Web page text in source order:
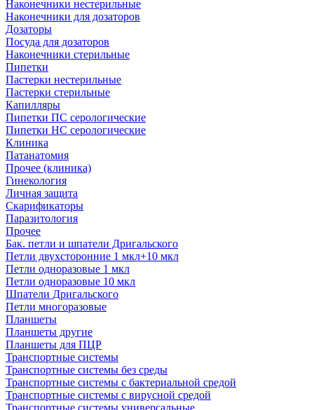
Наконечники нестерильные
Наконечники для дозаторов
Дозаторы
Посуда для дозаторов
Наконечники стерильные
Пипетки
Пастерки нестерильные
Пастерки стерильные
Капилляры
Пипетки ПС серологические
Пипетки НС серологические
Клиника
Патанатомия
Прочее (клиника)
Гинекология
Личная защита
Скарификаторы
Паразитология
Прочее
Бак. петли и шпатели Дригальского
Петли двухсторонние 1 мкл+10 мкл
Петли одноразовые 1 мкл
Петли одноразовые 10 мкл
Шпатели Дригальского
Петли многоразовые
Планшеты
Планшеты другие
Планшеты для ПЦР
Транспортные системы
Транспортные системы без среды
Транспортные системы с бактериальной средой
Транспортные системы с вирусной средой
Транспортные системы универсальные